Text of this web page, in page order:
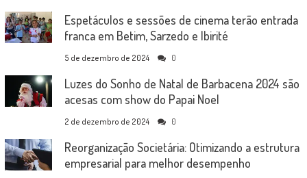
Espetáculos e sessões de cinema terão entrada
franca em Betim, Sarzedo e Ibirité
5 de dezembro de 2024 0
Luzes do Sonho de Natal de Barbacena 2024 são
acesas com show do Papai Noel
2 de dezembro de 2024 0
Reorganização Societária: Otimizando a estrutura
empresarial para melhor desempenho